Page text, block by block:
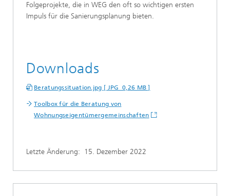
Folgeprojekte, die in WEG den oft so wichtigen ersten
Impuls für die Sanierungsplanung bieten.
Downloads
Beratungssituation.jpg [ JPG 0,26 MB ]
Toolbox für die Beratung von
Wohnungseigentümergemeinschaften
Letzte Änderung: 15. Dezember 2022